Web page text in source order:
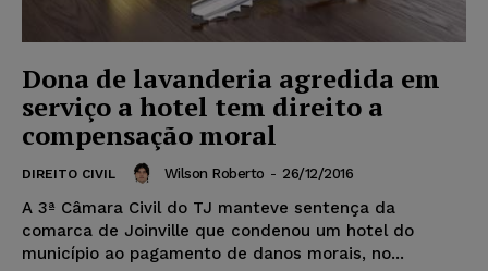
Dona de lavanderia agredida em
serviço a hotel tem direito a
compensação moral
DIREITO CIVIL Wilson Roberto - 26/12/2016
A 3ª Câmara Civil do TJ manteve sentença da
comarca de Joinville que condenou um hotel do
município ao pagamento de danos morais, no...